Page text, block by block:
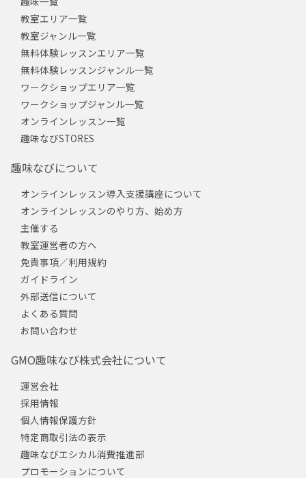
教室エリア一覧
教室ジャンル一覧
無料体験レッスンエリア一覧
無料体験レッスンジャンル一覧
ワークショップエリア一覧
ワークショップジャンル一覧
オンラインレッスン一覧
趣味なびSTORES
趣味なびについて
オンラインレッスン導入支援講座について
オンラインレッスンのやり方、始め方
主催する
教室運営者の方へ
免責事項／利用規約
ガイドライン
外部送信について
よくある質問
お問い合わせ
GMO趣味なび株式会社について
運営会社
採用情報
個人情報保護方針
特定商取引法の表示
趣味なびエシカル消費推進部
プロモーションについて